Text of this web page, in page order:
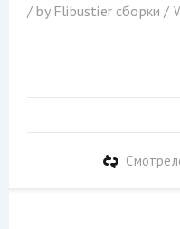
/by Flibustier сборки /